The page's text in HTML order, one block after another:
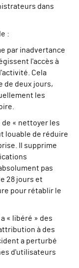
dans
:
par inadvertance
l'accès à
Cela
de deux jours,
les
« nettoyer les
louable de réduire
Il supprime
pas
28 jours et
pour rétablir le
« libéré » des
à des
a perturbé
d'utilisateurs